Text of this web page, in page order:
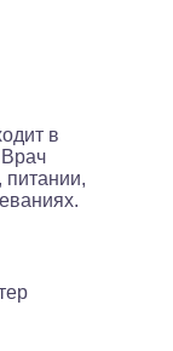
в